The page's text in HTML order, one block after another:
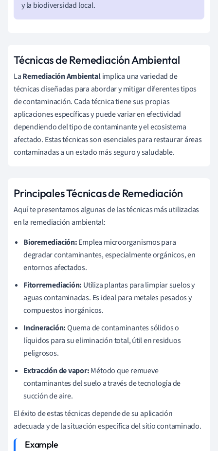
y la biodiversidad local.
Técnicas de Remediación Ambiental
LaRemediación Ambientalimplica una variedad de
técnicas diseñadas para abordar y mitigar diferentes tipos
de contaminación. Cada técnica tiene sus propias
aplicaciones específicas y puede variar en efectividad
dependiendo del tipo de contaminante y el ecosistema
afectado. Estas técnicas son esenciales para restaurar áreas
contaminadas a un estado más seguro y saludable.
Principales Técnicas de Remediación
Aquí te presentamos algunas de las técnicas más utilizadas
en la remediación ambiental:
Bioremediación:Emplea microorganismos para
degradar contaminantes, especialmente orgánicos, en
entornos afectados.
Fitorremediación: Utiliza plantas para limpiar suelos y
aguas contaminadas. Es ideal para metales pesados y
compuestos inorgánicos.
Incineración:Quema de contaminantes sólidos o
líquidos para su eliminación total, útil en residuos
peligrosos.
Extracción de vapor:Método que remueve
contaminantes del suelo a través de tecnología de
succión de aire.
El éxito de estas técnicas depende de su aplicación
adecuada y de la situación específica del sitio contaminado.